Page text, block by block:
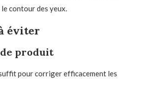
contour des yeux.
éviter
produit
pour corriger efficacement les